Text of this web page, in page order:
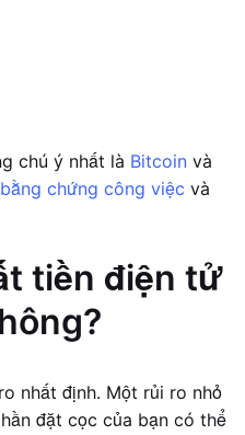
chú ý nhất là Bitcoin và
bằng chứng công việc và
tiền điện tử
nhất định. Một rủi ro nhỏ
đặt cọc của bạn có thể